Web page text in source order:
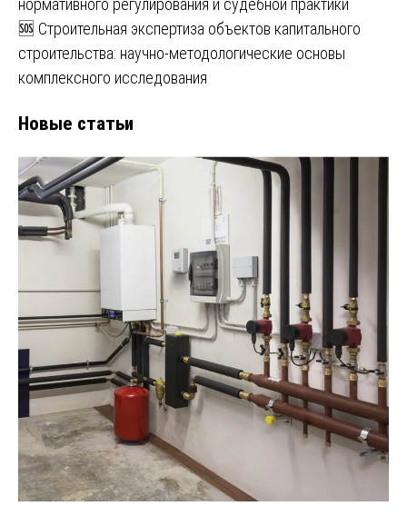
нормативного регулирования и судебной практики
🆘 Строительная экспертиза объектов капитального
строительства: научно-методологические основы
комплексного исследования
Новые статьи